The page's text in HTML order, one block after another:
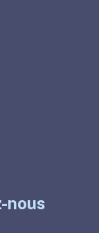
nous